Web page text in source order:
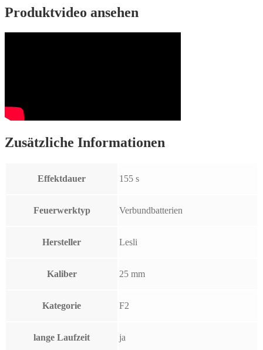
Produktvideo ansehen
Zusätzliche Informationen
Effektdauer 155 s
Feuerwerktyp Verbundbatterien
Hersteller Lesli
Kaliber 25 mm
Kategorie F2
lange Laufzeit ja